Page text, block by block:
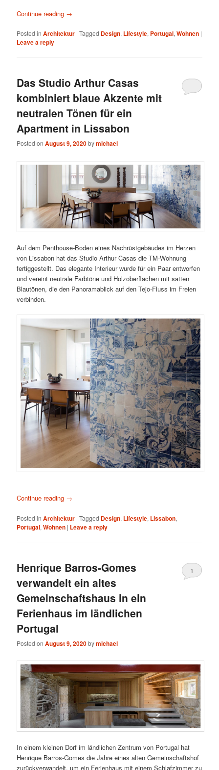
Continue reading →
Posted in Architektur |Tagged Design, Lifestyle, Portugal,Wohnen |
Leave a reply
Das Studio Arthur Casas
kombiniert blaue Akzente mit
neutralen Tönen für ein
Apartment in Lissabon
Posted onAugust 9, 2020bymichael
Auf dem Penthouse-Boden eines Nachrüstgebäudes im Herzen
von Lissabon hat das Studio Arthur Casas die TM-Wohnung
fertiggestellt. Das elegante Interieur wurde für ein Paar entworfen
und vereint neutrale Farbtöne und Holzoberflächen mit satten
Blautönen, die den Panoramablick auf den Tejo-Fluss im Freien
verbinden.
Continue reading →
Posted in Architektur |Tagged Design, Lifestyle, Lissabon,
Portugal,Wohnen | Leave a reply
Henrique Barros-Gomes
verwandelt ein altes
Gemeinschaftshaus in ein
Ferienhaus im ländlichen
Portugal
Posted onAugust 9, 2020bymichael
1
In einem kleinen Dorf im ländlichen Zentrum von Portugal hat
Henrique Barros-Gomes die Jahre eines alten Gemeinschaftshof
zurückverwandelt, um ein Ferienhaus mit einem Schlafzimmer zu